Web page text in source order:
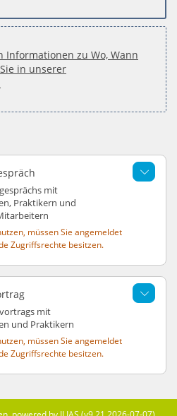
Informationen zu Wo, Wann
in unserer
mit
Praktikern und
müssen Sie angemeldet
Zugriffsrechte besitzen.
mit
und Praktikern
müssen Sie angemeldet
Zugriffsrechte besitzen.